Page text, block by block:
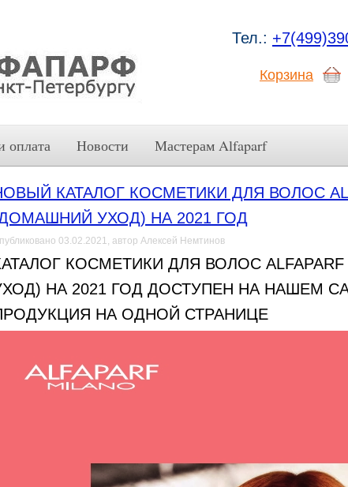
Тел.:
Корзина
оплата Новости Мастерам Alfaparf
КАТАЛОГ КОСМЕТИКИ ДЛЯ ВОЛОС
УХОД) НА 2021 ГОД
03.02.2021, автор Алексей Немтинов
КОСМЕТИКИ ДЛЯ ВОЛОС
НА 2021 ГОД ДОСТУПЕН НА НАШЕМ
НА ОДНОЙ СТРАНИЦЕ